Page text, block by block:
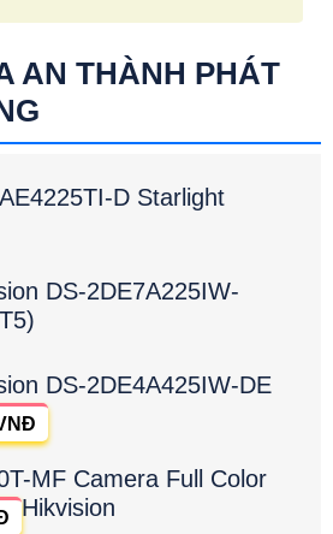
AN THÀNH PHÁT
D Starlight
DS-2DE7A225IW-
DS-2DE4A425IW-DE
MF Camera Full Color
Hikvision